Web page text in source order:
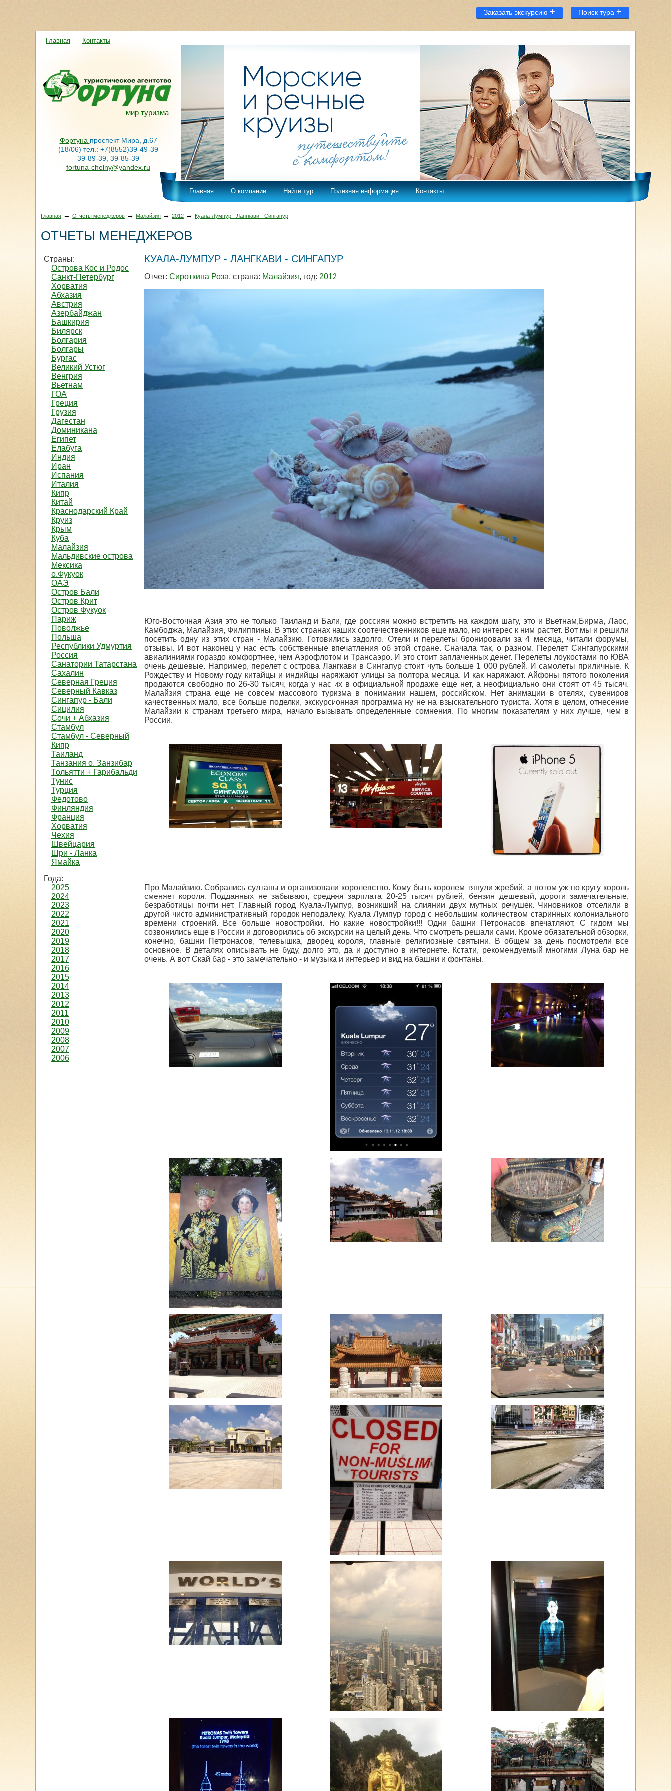
Заказать экскурсию + Поиск тура +
мир туризма
Главная Контакты
Фортуна проспект Мира, д.67
(18/06) тел.: +7(8552)39-49-39
39-89-39, 39-85-39
fortuna-chelny@yandex.ru
Главная О компании Найти тур Полезная информация Контакты
Главная → Отчеты менеджеров → Малайзия → 2012 → Куала-Лумпур - Лангкави - Сингапур
ОТЧЕТЫ МЕНЕДЖЕРОВ
Страны:
Острова Кос и Родос
Санкт-Петербург
Хорватия
Абхазия
Австрия
Азербайджан
Башкирия
Билярск
Болгария
Болгары
Бургас
Великий Устюг
Венгрия
Вьетнам
ГОА
Греция
Грузия
Дагестан
Доминикана
Египет
Елабуга
Индия
Иран
Испания
Италия
Кипр
Китай
Краснодарский Край
Круиз
Крым
Куба
Малайзия
Мальдивские острова
Мексика
о.Фукуок
ОАЭ
Остров Бали
Остров Крит
Остров Фукуок
Париж
Поволжье
Польша
Республики Удмуртия
Россия
Санатории Татарстана
Сахалин
Северная Греция
Северный Кавказ
Сингапур - Бали
Сицилия
Сочи + Абхазия
Стамбул
Стамбул - Северный
Кипр
Таиланд
Танзания о. Занзибар
Тольятти + Гарибальди
Тунис
Турция
Федотово
Финляндия
Франция
Хорватия
Чехия
Швейцария
Шри - Ланка
Ямайка
Года:
2025
2024
2023
2022
2021
2020
2019
2018
2017
2016
2015
2014
2013
2012
2011
2010
2009
2008
2007
2006
КУАЛА-ЛУМПУР - ЛАНГКАВИ - СИНГАПУР
Отчет: Сироткина Роза, страна: Малайзия, год: 2012
Юго-Восточная Азия это не только Таиланд и Бали, где россиян можно встретить на каждом шагу, это и Вьетнам,Бирма, Лаос,
Камбоджа, Малайзия, Филиппины. В этих странах наших соотечественников еще мало, но интерес к ним растет. Вот мы и решили
посетить одну из этих стран - Малайзию. Готовились задолго. Отели и перелеты бронировали за 4 месяца, читали форумы,
отзывы. И вот наконец у нас есть собственные впечатления об этой стране. Сначала так, о разном. Перелет Сингапурскими
авиалиниями гораздо комфортнее, чем Аэрофлотом и Трансаэро. И это стоит заплаченных денег. Перелеты лоукостами по ЮВА
очень дешевые. Например, перелет с острова Лангкави в Сингапур стоит чуть больше 1 000 рублей. И самолеты приличные. К
Рождеству и Новому году китайцы и индийцы наряжают улицы за полтора месяца. И как наряжают. Айфоны пятого поколения
продаются свободно по 26-30 тысяч, когда у нас их в официальной продаже еще нет, а неофициально они стоят от 45 тысяч.
Малайзия страна еще не совсем массового туризма в понимании нашем, российском. Нет анимации в отелях, сувениров
качественных мало, все больше поделки, экскурсионная программа ну не на взыскательного туриста. Хотя в целом, отнесение
Малайзии к странам третьего мира, начало вызывать определенные сомнения. По многим показателям у них лучше, чем в
России.
Про Малайзию. Собрались султаны и организовали королевство. Кому быть королем тянули жребий, а потом уж по кругу король
сменяет короля. Подданных не забывают, средняя зарплата 20-25 тысяч рублей, бензин дешевый, дороги замечательные,
безработицы почти нет. Главный город Куала-Лумпур, возникший на слиянии двух мутных речушек. Чиновников отселили в
другой чисто административный городок неподалеку. Куала Лумпур город с небольшим количеством старинных колониального
времени строений. Все больше новостройки. Но какие новостройки!!! Одни башни Петронасов впечатляют. С гидом мы
созвонились еще в России и договорились об экскурсии на целый день. Что смотреть решали сами. Кроме обязательной обзорки,
конечно, башни Петронасов, телевышка, дворец короля, главные религиозные святыни. В общем за день посмотрели все
основное. В деталях описывать не буду, долго это, да и доступно в интернете. Кстати, рекомендуемый многими Луна бар не
очень. А вот Скай бар - это замечательно - и музыка и интерьер и вид на башни и фонтаны.